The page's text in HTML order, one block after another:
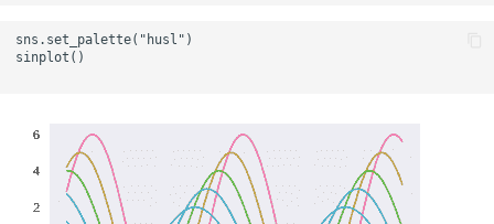
sns.set_palette("husl")
sinplot()